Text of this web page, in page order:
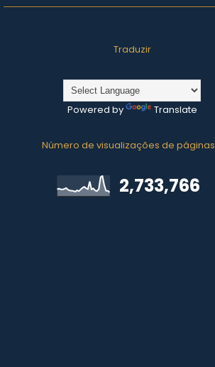
Traduzir
Powered by Translate
Número de visualizações de páginas
2,733,766